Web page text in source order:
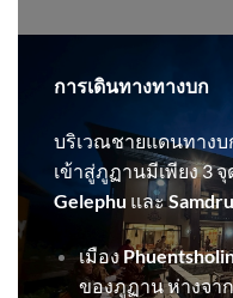
การเดินทางทางบก
บริเวณชายแดนทางบ
เข้าสู่ภูฏานมีเพียง 3
Gelephu และ
เมือง
ของภูฏาน ห่างจา